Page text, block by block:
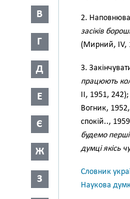
В
Г
Д
Е
Є
Ж
З
2.
засіків
(Мирний, IV,
3.
працюють
II, 1951, 242);
Вогник,
спокій..,
будемо
думці якісь
Словник
Наукова